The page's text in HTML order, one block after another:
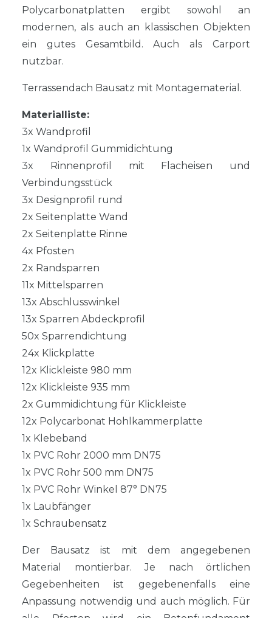
Polycarbonatplatten ergibt sowohl an
modernen, als auch an klassischen Objekten
ein gutes Gesamtbild. Auch als Carport
nutzbar.
Terrassendach Bausatz mit Montagematerial.
Materialliste:
3x Wandprofil
1x Wandprofil Gummidichtung
3x Rinnenprofil mit Flacheisen und
Verbindungsstück
3x Designprofil rund
2x Seitenplatte Wand
2x Seitenplatte Rinne
4x Pfosten
2x Randsparren
11x Mittelsparren
13x Abschlusswinkel
13x Sparren Abdeckprofil
50x Sparrendichtung
24x Klickplatte
12x Klickleiste 980 mm
12x Klickleiste 935 mm
2x Gummidichtung für Klickleiste
12x Polycarbonat Hohlkammerplatte
1x Klebeband
1x PVC Rohr 2000 mm DN75
1x PVC Rohr 500 mm DN75
1x PVC Rohr Winkel 87° DN75
1x Laubfänger
1x Schraubensatz
Der Bausatz ist mit dem angegebenen
Material montierbar. Je nach örtlichen
Gegebenheiten ist gegebenenfalls eine
Anpassung notwendig und auch möglich. Für